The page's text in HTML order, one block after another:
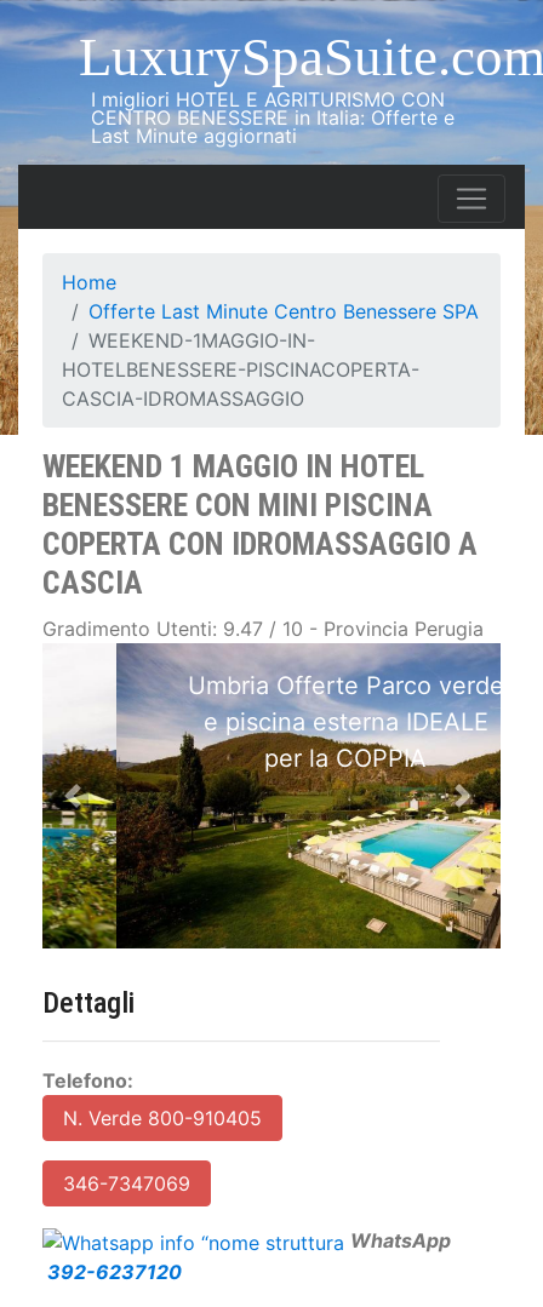
I migliori HOTEL E AGRITURISMO CON
CENTRO BENESSERE in Italia: Offerte e
Last Minute aggiornati
Home
Offerte Last Minute Centro Benessere SPA
WEEKEND-1MAGGIO-IN-
HOTELBENESSERE-PISCINACOPERTA-
CASCIA-IDROMASSAGGIO
WEEKEND 1 MAGGIO IN HOTEL
BENESSERE CON MINI PISCINA
COPERTA CON IDROMASSAGGIO A
CASCIA
Gradimento Utenti: 9.47 / 10 - Provincia Perugia
Umbria Offerte Parco verde
e piscina esterna IDEALE
per la COPPIA
Previous Next
Dettagli
Telefono:
N. Verde 800-910405
346-7347069
WhatsApp
392-6237120